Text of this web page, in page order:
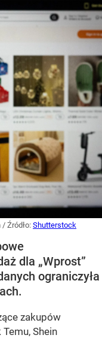
/ Źródło: Shutterstock
dla „Wprost”
ograniczyła
zakupów
Shein